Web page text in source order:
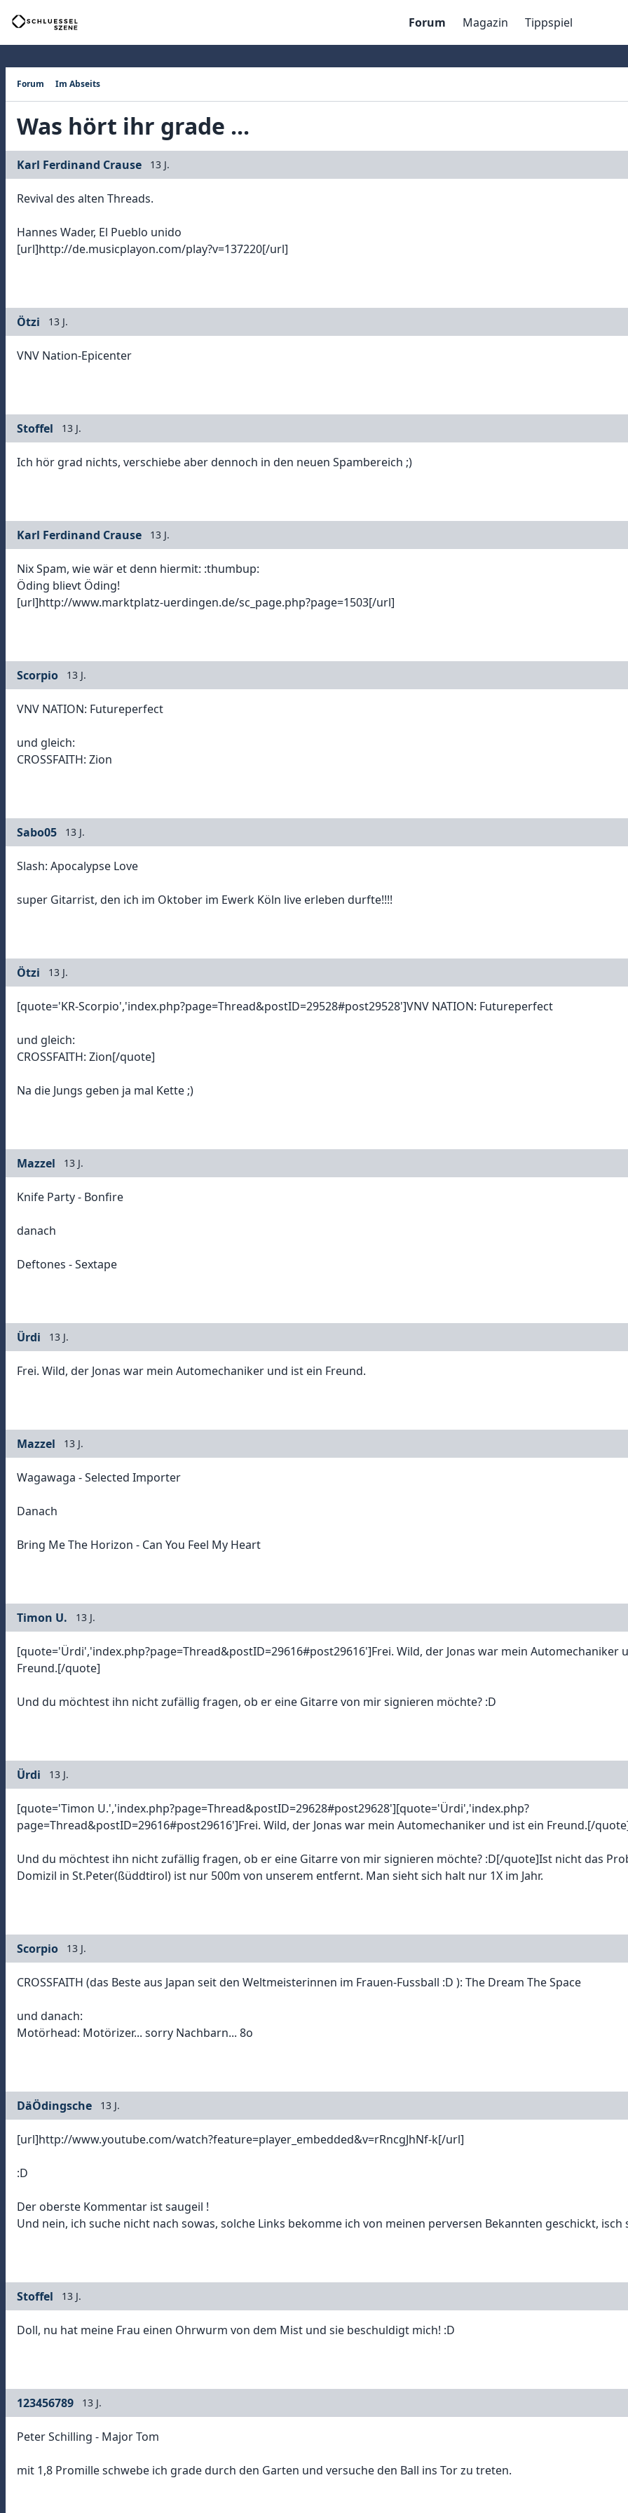
Forum Magazin Tippspiel
Forum Im Abseits
Was hört ihr grade ...
Karl Ferdinand Crause 13 J.
Revival des alten Threads.
Hannes Wader, El Pueblo unido
[url]http://de.musicplayon.com/play?v=137220[/url]
Ötzi 13 J.
VNV Nation-Epicenter
Stoffel 13 J.
Ich hör grad nichts, verschiebe aber dennoch in den neuen Spambereich ;)
Karl Ferdinand Crause 13 J.
Nix Spam, wie wär et denn hiermit: :thumbup:
Öding blievt Öding!
[url]http://www.marktplatz-uerdingen.de/sc_page.php?page=1503[/url]
Scorpio 13 J.
VNV NATION: Futureperfect
und gleich:
CROSSFAITH: Zion
Sabo05 13 J.
Slash: Apocalypse Love
super Gitarrist, den ich im Oktober im Ewerk Köln live erleben durfte!!!!
Ötzi 13 J.
[quote='KR-Scorpio','index.php?page=Thread&postID=29528#post29528']VNV NATION: Futureperfect
und gleich:
CROSSFAITH: Zion[/quote]
Na die Jungs geben ja mal Kette ;)
Mazzel 13 J.
Knife Party - Bonfire
danach
Deftones - Sextape
Ürdi 13 J.
Frei. Wild, der Jonas war mein Automechaniker und ist ein Freund.
Mazzel 13 J.
Wagawaga - Selected Importer
Danach
Bring Me The Horizon - Can You Feel My Heart
Timon U. 13 J.
[quote='Ürdi','index.php?page=Thread&postID=29616#post29616']Frei. Wild, der Jonas war mein Automechaniker
Freund.[/quote]
Und du möchtest ihn nicht zufällig fragen, ob er eine Gitarre von mir signieren möchte? :D
Ürdi 13 J.
[quote='Timon U.','index.php?page=Thread&postID=29628#post29628'][quote='Ürdi','index.php?
page=Thread&postID=29616#post29616']Frei. Wild, der Jonas war mein Automechaniker und ist ein Freund.[/
Und du möchtest ihn nicht zufällig fragen, ob er eine Gitarre von mir signieren möchte? :D[/quote]Ist nicht das
Domizil in St.Peter(ßüddtirol) ist nur 500m von unserem entfernt. Man sieht sich halt nur 1X im Jahr.
Scorpio 13 J.
CROSSFAITH (das Beste aus Japan seit den Weltmeisterinnen im Frauen-Fussball :D ): The Dream The Space
und danach:
Motörhead: Motörizer... sorry Nachbarn... 8o
DäÖdingsche 13 J.
[url]http://www.youtube.com/watch?feature=player_embedded&v=rRncgJhNf-k[/url]
:D
Der oberste Kommentar ist saugeil !
Und nein, ich suche nicht nach sowas, solche Links bekomme ich von meinen perversen Bekannten geschickt, isch
Stoffel 13 J.
Doll, nu hat meine Frau einen Ohrwurm von dem Mist und sie beschuldigt mich! :D
123456789 13 J.
Peter Schilling - Major Tom
mit 1,8 Promille schwebe ich grade durch den Garten und versuche den Ball ins Tor zu treten.